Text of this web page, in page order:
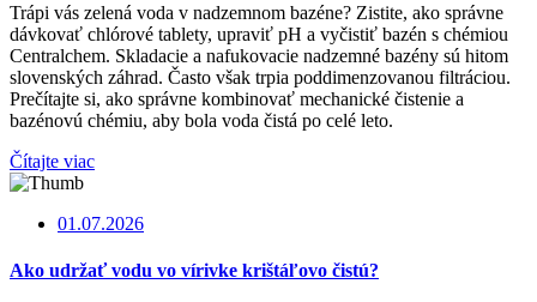
Trápi vás zelená voda v nadzemnom bazéne? Zistite, ako správne
dávkovať chlórové tablety, upraviť pH a vyčistiť bazén s chémiou
Centralchem. Skladacie a nafukovacie nadzemné bazény sú hitom
slovenských záhrad. Často však trpia poddimenzovanou filtráciou.
Prečítajte si, ako správne kombinovať mechanické čistenie a
bazénovú chémiu, aby bola voda čistá po celé leto.
Čítajte viac
01.07.2026
Ako udržať vodu vo vírivke krištáľovo čistú?